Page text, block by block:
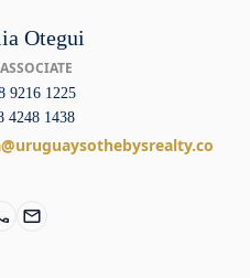
Otegui
9216 1225
4248 1438